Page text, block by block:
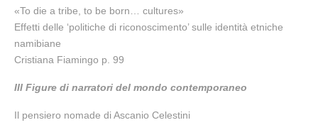
«To die a tribe, to be born… cultures»
Effetti delle ‘politiche di riconoscimento’ sulle identità etniche
namibiane
Cristiana Fiamingo p. 99
III Figure di narratori del mondo contemporaneo
Il pensiero nomade di Ascanio Celestini